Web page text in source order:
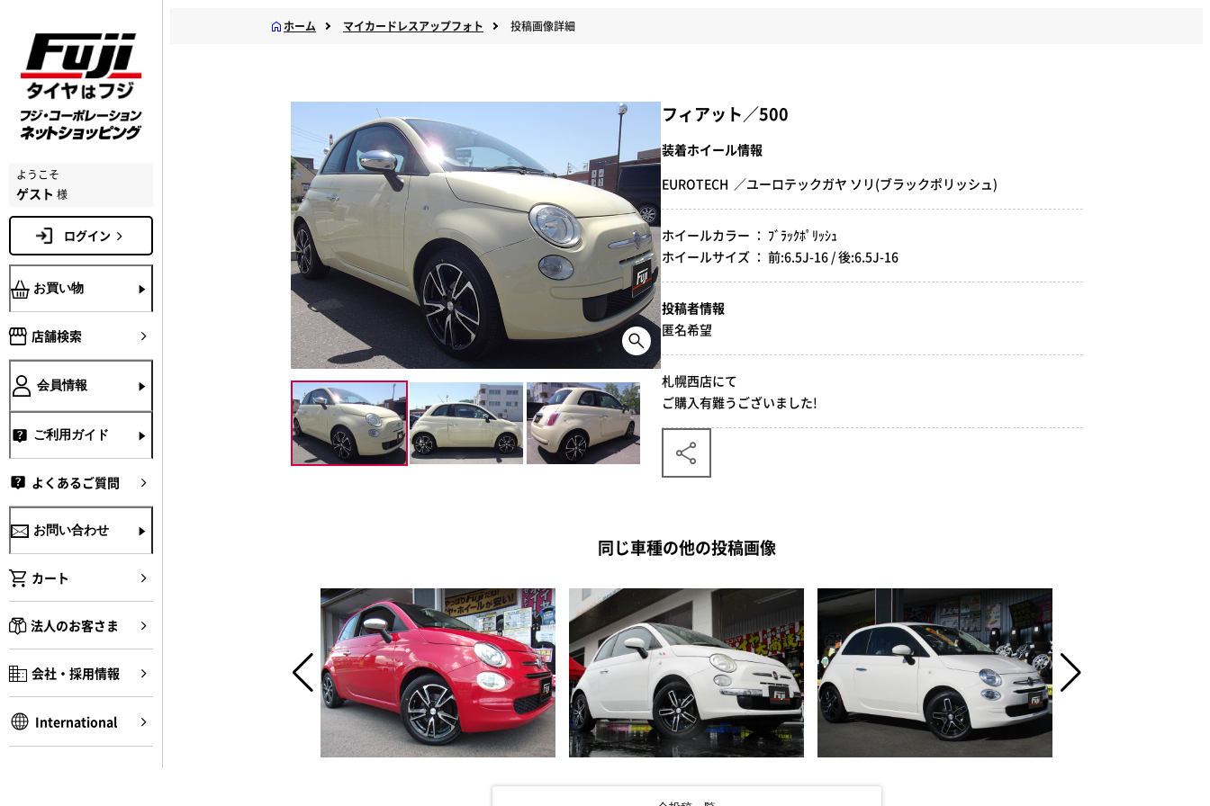
ようこそ
ゲスト 様
ログイン
お買い物
店舗検索
会員情報
ご利用ガイド
よくあるご質問
お問い合わせ
カート
法人のお客さま
会社・採用情報
International
ホーム マイカードレスアップフォト 投稿画像詳細
フィアット／500
装着ホイール情報
EUROTECH ／ユーロテックガヤ ソリ(ブラックポリッシュ)
ホイールカラー ： ﾌﾞﾗｯｸﾎﾟﾘｯｼｭ
ホイールサイズ ： 前:6.5J-16 / 後:6.5J-16
投稿者情報
匿名希望
札幌西店にて
ご購入有難うございました!
同じ車種の他の投稿画像